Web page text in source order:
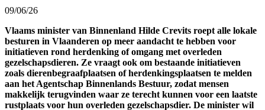
09/06/26
Vlaams minister van Binnenland Hilde Crevits roept alle lokale
besturen in Vlaanderen op meer aandacht te hebben voor
initiatieven rond herdenking of omgang met overleden
gezelschapsdieren. Ze vraagt ook om bestaande initiatieven
zoals dierenbegraafplaatsen of herdenkingsplaatsen te melden
aan het Agentschap Binnenlands Bestuur, zodat mensen
makkelijk terugvinden waar ze terecht kunnen voor een laatste
rustplaats voor hun overleden gezelschapsdier. De minister wil